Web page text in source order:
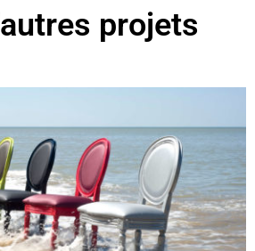
projets